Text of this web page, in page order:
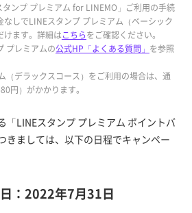
ンプ プレミアム for LINEMO」ご利用の手続
なしでLINEスタンプ プレミアム（ベーシック
けます。詳細はこちらをご確認ください。
プレミアムの公式HP「よくある質問」 を参照
（デラックスコース）をご利用の場合は、通
円）がかかります。
「LINEスタンプ プレミアム ポイントバ
きましては、以下の日程でキャンペー
：2022年7月31日